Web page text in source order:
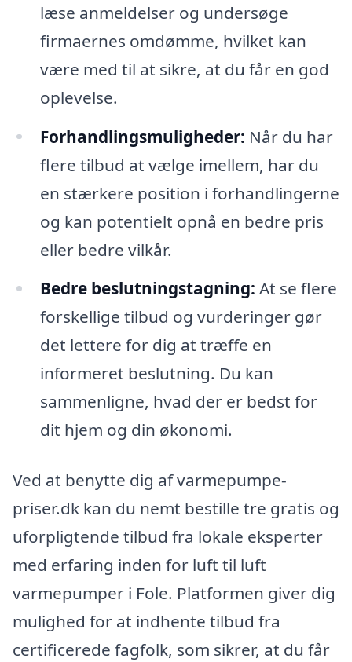
læse anmeldelser og undersøge
firmaernes omdømme, hvilket kan
være med til at sikre, at du får en god
oplevelse.
Forhandlingsmuligheder: Når du har
flere tilbud at vælge imellem, har du
en stærkere position i forhandlingerne
og kan potentielt opnå en bedre pris
eller bedre vilkår.
Bedre beslutningstagning: At se flere
forskellige tilbud og vurderinger gør
det lettere for dig at træffe en
informeret beslutning. Du kan
sammenligne, hvad der er bedst for
dit hjem og din økonomi.
Ved at benytte dig af varmepumpe-
priser.dk kan du nemt bestille tre gratis og
uforpligtende tilbud fra lokale eksperter
med erfaring inden for luft til luft
varmepumper i Fole. Platformen giver dig
mulighed for at indhente tilbud fra
certificerede fagfolk, som sikrer, at du får